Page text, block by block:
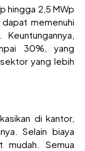
hingga 2,5 MWp
memenuhi
30%, yang
yang lebih
di kantor,
Selain biaya
mudah. Semua